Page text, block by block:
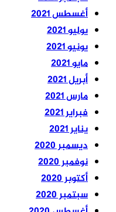
أغسطس 2021
يوليو 2021
يونيو 2021
مايو 2021
أبريل 2021
مارس 2021
فبراير 2021
يناير 2021
ديسمبر 2020
نوفمبر 2020
أكتوبر 2020
سبتمبر 2020